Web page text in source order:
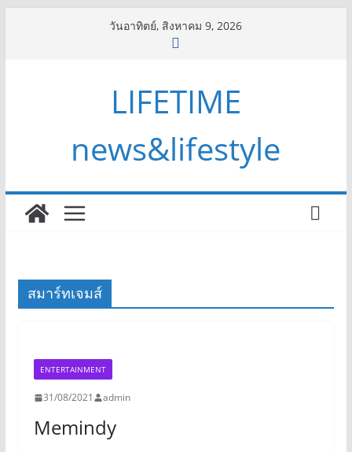
วันอาทิตย์, สิงหาคม 9, 2026
LIFETIME
news&lifestyle
สมาร์ทเจมส์
ENTERTAINMENT
31/08/2021 admin
Memindy